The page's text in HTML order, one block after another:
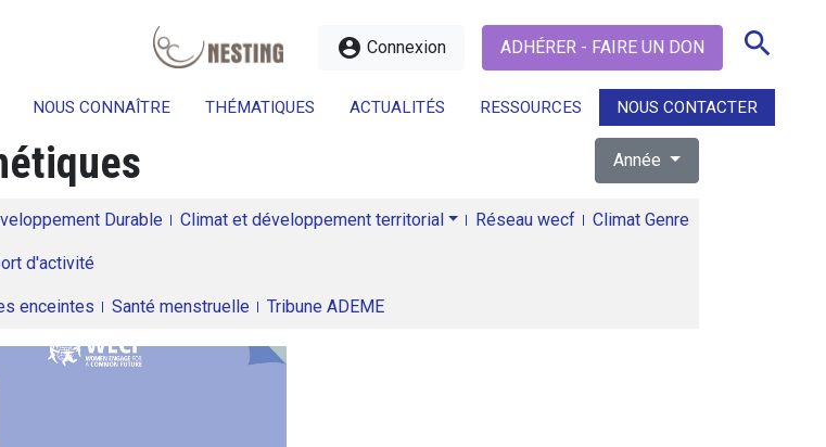
account_circle Connexion ADHÉRER - FAIRE UN DON search
NOUS CONNAÎTRE THÉMATIQUES ACTUALITÉS RESSOURCES NOUS CONTACTER
search
Année
Durable Climat et développement territorial Réseau wecf Climat Genre
d'activité
enceintes Santé menstruelle Tribune ADEME